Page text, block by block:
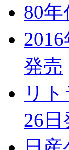
80
発売
リ
26日